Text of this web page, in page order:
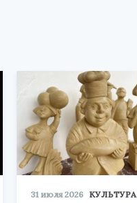
31 июля 2026 КУЛЬТУРА